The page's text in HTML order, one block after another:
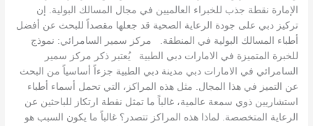
الإمارة نقطة جذب للخبراء العالميين في مجال المسالك البولية. إن
تركيز دبي على جودة الرعاية الصحية قد جعلها مقصداً للبحث عن أفضل
أطباء المسالك البولية في المنطقة. مركز سمير السامرائي: نموذج
للخبرة المتميزة في الامارات دبي الطبية يُعتبر ذكر مركز سمير
السامرائي في الامارات دبي مدينة دبي الطبية جزءاً أساسياً من البحث
عن التميز في هذا المجال. مثل هذه المراكز، التي تحمل أسماء أطباء
استشاريين ذوي سمعة عالمية، غالباً ما تمثل نقطة ارتكاز للباحثين عن
الرعاية المتخصصة. لماذا هذه المراكز تتصدر؟ غالباً ما يكون السبب هو